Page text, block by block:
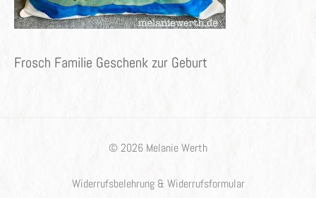
Frosch Familie Geschenk zur Geburt
© 2026 Melanie Werth
Widerrufsbelehrung & Widerrufsformular